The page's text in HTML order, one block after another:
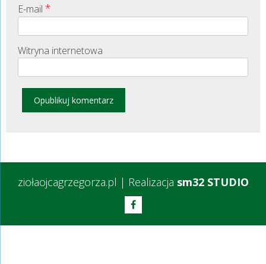
E-mail *
Witryna internetowa
ziołaojcagrzegorza.pl | Realizacja sm32 STUDIO